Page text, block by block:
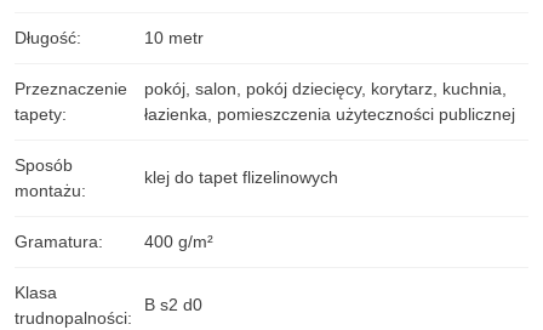
Długość: 10 metr
Przeznaczenie
tapety:
pokój, salon, pokój dziecięcy, korytarz, kuchnia,
łazienka, pomieszczenia użyteczności publicznej
Sposób
montażu:
klej do tapet flizelinowych
Gramatura: 400 g/m²
Klasa
trudnopalności:
B s2 d0